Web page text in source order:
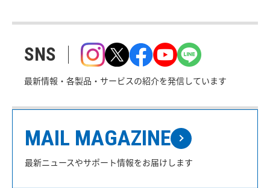
SNS
最新情報・各製品・サービスの紹介を発信しています
MAIL MAGAZINE
最新ニュースやサポート情報をお届けします